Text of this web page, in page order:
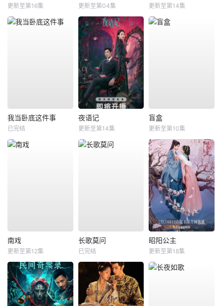
更新至第16集 更新至第04集 更新至第14集
我当卧底这件事
已完结
夜语记
更新至第14集
盲盒
更新至第10集
南戏
更新至第12集
长歌莫问
已完结
昭阳公主
更新至第18集